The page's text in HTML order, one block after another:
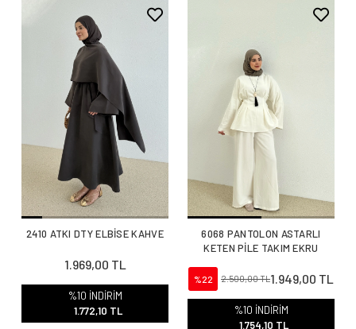
2410 ATKI DTY ELBİSE KAHVE
1.969,00 TL
%10 İNDİRİM
1.772,10 TL
6068 PANTOLON ASTARLI
KETEN PİLE TAKIM EKRU
%22 2.500,00 TL1.949,00 TL
%10 İNDİRİM
1.754,10 TL